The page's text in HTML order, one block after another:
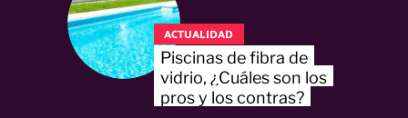
ACTUALIDAD
Piscinas de fibra de
vidrio, ¿Cuáles son los
pros y los contras?